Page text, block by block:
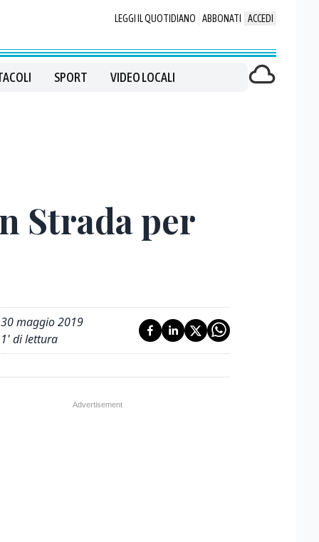
LEGGI IL QUOTIDIANO ABBONATI ACCEDI
SPORT VIDEO LOCALI
Strada per
30 maggio 2019
1' di lettura